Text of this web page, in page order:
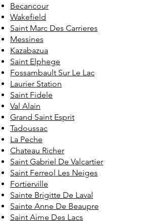
Becancour
Wakefield
Saint Marc Des Carrieres
Messines
Kazabazua
Saint Elphege
Fossambault Sur Le Lac
Laurier Station
Saint Fidele
Val Alain
Grand Saint Esprit
Tadoussac
La Peche
Chateau Richer
Saint Gabriel De Valcartier
Saint Ferreol Les Neiges
Fortierville
Sainte Brigitte De Laval
Sainte Anne De Beaupre
Saint Aime Des Lacs